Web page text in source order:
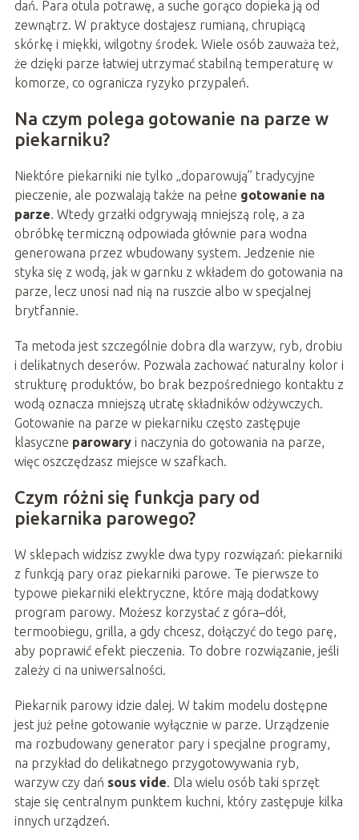
dań. Para otula potrawę, a suche gorąco dopieka ją od
zewnątrz. W praktyce dostajesz rumianą, chrupiącą
skórkę i miękki, wilgotny środek. Wiele osób zauważa też,
że dzięki parze łatwiej utrzymać stabilną temperaturę w
komorze, co ogranicza ryzyko przypaleń.
Na czym polega gotowanie na parze w
piekarniku?
Niektóre piekarniki nie tylko „doparowują” tradycyjne
pieczenie, ale pozwalają także na pełne gotowanie na
parze. Wtedy grzałki odgrywają mniejszą rolę, a za
obróbkę termiczną odpowiada głównie para wodna
generowana przez wbudowany system. Jedzenie nie
styka się z wodą, jak w garnku z wkładem do gotowania na
parze, lecz unosi nad nią na ruszcie albo w specjalnej
brytfannie.
Ta metoda jest szczególnie dobra dla warzyw, ryb, drobiu
i delikatnych deserów. Pozwala zachować naturalny kolor i
strukturę produktów, bo brak bezpośredniego kontaktu z
wodą oznacza mniejszą utratę składników odżywczych.
Gotowanie na parze w piekarniku często zastępuje
klasyczne parowaryi naczynia do gotowania na parze,
więc oszczędzasz miejsce w szafkach.
Czym różni się funkcja pary od
piekarnika parowego?
W sklepach widzisz zwykle dwa typy rozwiązań: piekarniki
z funkcją pary oraz piekarniki parowe. Te pierwsze to
typowe piekarniki elektryczne, które mają dodatkowy
program parowy. Możesz korzystać z góra–dół,
termoobiegu, grilla, a gdy chcesz, dołączyć do tego parę,
aby poprawić efekt pieczenia. To dobre rozwiązanie, jeśli
zależy ci na uniwersalności.
Piekarnik parowy idzie dalej. W takim modelu dostępne
jest już pełne gotowanie wyłącznie w parze. Urządzenie
ma rozbudowany generator pary i specjalne programy,
na przykład do delikatnego przygotowywania ryb,
warzyw czy dań sous vide. Dla wielu osób taki sprzęt
staje się centralnym punktem kuchni, który zastępuje kilka
innych urządzeń.